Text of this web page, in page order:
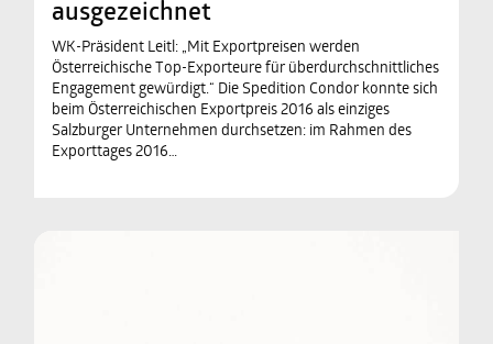
ausgezeichnet
WK-Präsident Leitl: „Mit Exportpreisen werden
Österreichische Top-Exporteure für überdurchschnittliches
Engagement gewürdigt.“ Die Spedition Condor konnte sich
beim Österreichischen Exportpreis 2016 als einziges
Salzburger Unternehmen durchsetzen: im Rahmen des
Exporttages 2016…